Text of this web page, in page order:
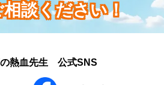
談ください！
熱血先生 公式SNS